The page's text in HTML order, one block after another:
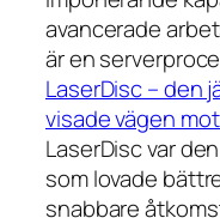
avancerade
är en
LaserDisc – den
visade vägen mot
LaserDisc var
som lovade
snabbare